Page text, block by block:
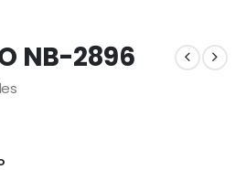
NB-2896